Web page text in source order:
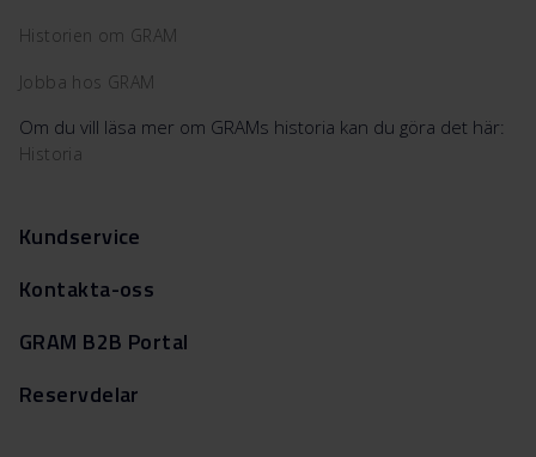
Historien om GRAM
Jobba hos GRAM
Om du vill läsa mer om GRAMs historia kan du göra det här:
Historia
Kundservice
Kontakta-oss
GRAM B2B Portal
Reservdelar